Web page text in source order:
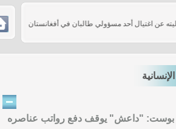
عن اغتيال أحد مسؤولي طالبان في أفغانستان
"داعش" يوقف دفع رواتب عناصره